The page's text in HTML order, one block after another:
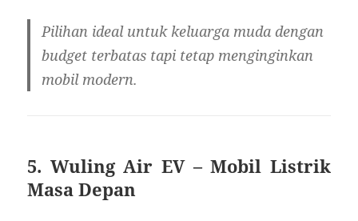
Pilihan ideal untuk keluarga muda dengan
budget terbatas tapi tetap menginginkan
mobil modern.
5. Wuling Air EV – Mobil Listrik
Masa Depan